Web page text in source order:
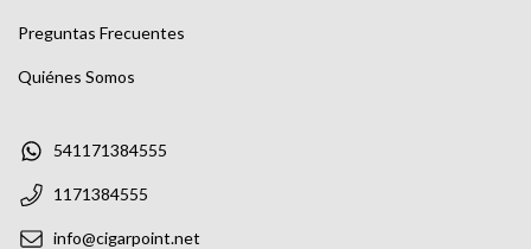
Preguntas Frecuentes
Quiénes Somos
541171384555
1171384555
info@cigarpoint.net